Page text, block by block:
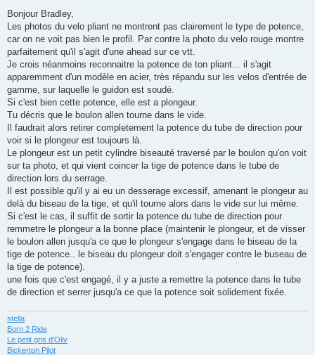
s
a
g
Bonjour Bradley,
Les photos du velo pliant ne montrent pas clairement le type de potence,
car on ne voit pas bien le profil. Par contre la photo du velo rouge montre
parfaitement qu'il s'agit d'une ahead sur ce vtt.
Je crois néanmoins reconnaitre la potence de ton pliant... il s'agit
apparemment d'un modèle en acier, très répandu sur les velos d'entrée de
gamme, sur laquelle le guidon est soudé.
Si c'est bien cette potence, elle est a plongeur.
Tu décris que le boulon allen tourne dans le vide.
Il faudrait alors retirer completement la potence du tube de direction pour
voir si le plongeur est toujours là.
Le plongeur est un petit cylindre biseauté traversé par le boulon qu'on voit
sur ta photo, et qui vient coincer la tige de potence dans le tube de
direction lors du serrage.
Il est possible qu'il y ai eu un desserage excessif, amenant le plongeur au
delà du biseau de la tige, et qu'il tourne alors dans le vide sur lui même.
Si c'est le cas, il suffit de sortir la potence du tube de direction pour
remmetre le plongeur a la bonne place (maintenir le plongeur, et de visser
le boulon allen jusqu'a ce que le plongeur s'engage dans le biseau de la
tige de potence.. le biseau du plongeur doit s'engager contre le buseau de
la tige de potence).
une fois que c'est engagé, il y a juste a remettre la potence dans le tube
de direction et serrer jusqu'a ce que la potence soit solidement fixée.
stella
Born 2 Ride
Le petit gris d'Oliv
Bickerton Pilot